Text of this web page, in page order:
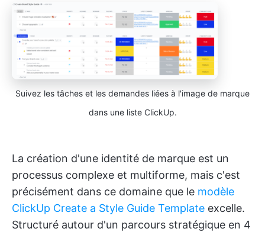
Suivez les tâches et les demandes liées à l'image de marque
dans une liste ClickUp.
La création d'une identité de marque est un
processus complexe et multiforme, mais c'est
précisément dans ce domaine que le modèle
ClickUp Create a Style Guide Template excelle.
Structuré autour d'un parcours stratégique en 4